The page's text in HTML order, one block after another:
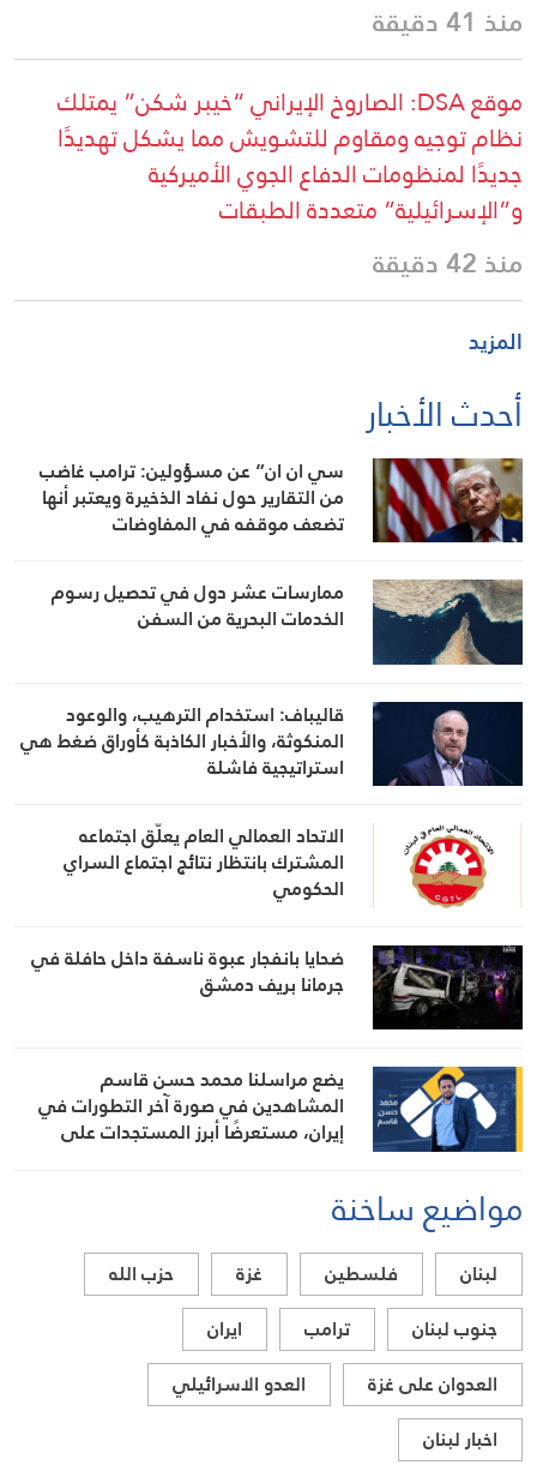
منذ 41 دقيقة
موقع DSA: الصاروخ الإيراني “خيبر شكن” يمتلك
نظام توجيه ومقاوم للتشويش مما يشكل تهديدًا
جديدًا لمنظومات الدفاع الجوي الأميركية
و”الإسرائيلية” متعددة الطبقات
منذ 42 دقيقة
المزيد
أحدث الأخبار
سي ان ان” عن مسؤولين: ترامب غاضب
من التقارير حول نفاد الذخيرة ويعتبر أنها
تضعف موقفه في المفاوضات
ممارسات عشر دول في تحصيل رسوم
الخدمات البحرية من السفن
قاليباف: استخدام الترهيب، والوعود
المنكوثة، والأخبار الكاذبة كأوراق ضغط هي
استراتيجية فاشلة
الاتحاد العمالي العام يعلّق اجتماعه
المشترك بانتظار نتائج اجتماع السراي
الحكومي
ضحايا بانفجار عبوة ناسفة داخل حافلة في
جرمانا بريف دمشق
يضع مراسلنا محمد حسن قاسم
المشاهدين في صورة آخر التطورات في
إيران، مستعرضًا أبرز المستجدات على
الصلة بالشأنين الداخلي والإقليميمواضيع ساخنة
لبنان فلسطين غزة
حزب الله
جنوب لبنان
ترامب
ايران
العدوان على غزة
العدو الاسرائيلي
اخبار لبنان